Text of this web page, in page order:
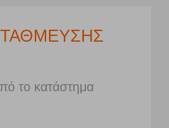
το κατάστημα